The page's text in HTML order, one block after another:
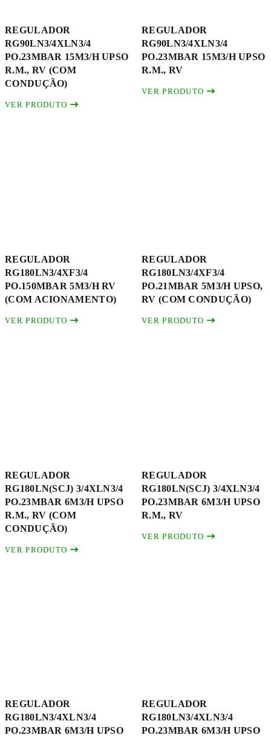
REGULADOR
RG90LN3/4XLN3/4
PO.23MBAR 15M3/H UPSO
R.M., RV (COM
CONDUÇÃO)
VER PRODUTO
REGULADOR
RG90LN3/4XLN3/4
PO.23MBAR 15M3/H UPSO
R.M., RV
VER PRODUTO
REGULADOR
RG180LN3/4XF3/4
PO.150MBAR 5M3/H RV
(COM ACIONAMENTO)
VER PRODUTO
REGULADOR
RG180LN3/4XF3/4
PO.21MBAR 5M3/H UPSO,
RV (COM CONDUÇÃO)
VER PRODUTO
REGULADOR
RG180LN(SCJ) 3/4XLN3/4
PO.23MBAR 6M3/H UPSO
R.M., RV (COM
CONDUÇÃO)
VER PRODUTO
REGULADOR
RG180LN(SCJ) 3/4XLN3/4
PO.23MBAR 6M3/H UPSO
R.M., RV
VER PRODUTO
REGULADOR
RG180LN3/4XLN3/4
PO.23MBAR 6M3/H UPSO
REGULADOR
RG180LN3/4XLN3/4
PO.23MBAR 6M3/H UPSO